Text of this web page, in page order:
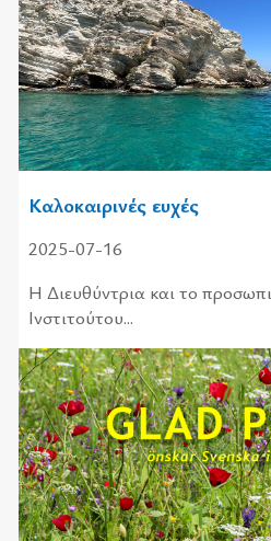
Καλοκαιρινές ευχές
2025-07-16
Η Διευ­θύ­ντρια και το
Ινστι­τού­του...